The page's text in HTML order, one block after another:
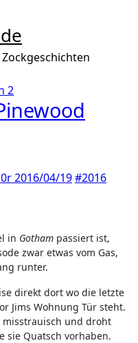
2
2016/04/19#2016
in Gotham passiert ist,
zwar etwas vom Gas,
runter.
direkt dort wo die letzte
Jims Wohnung Tür steht.
misstrauisch und droht
sie Quatsch vorhaben.